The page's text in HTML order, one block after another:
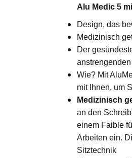
Alu Medic 5
Design, das
Medizinisch
Der
Wie? Mit
mit Ihnen, um
Medizinisch
an den
einem Faible
Arbeiten ein.
Sitztechnik